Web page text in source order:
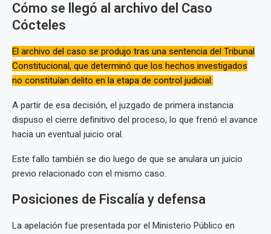
Cómo se llegó al archivo del Caso
Cócteles
El archivo del caso se produjo tras una sentencia del Tribunal
Constitucional, que determinó que los hechos investigados
no constituían delito en la etapa de control judicial.
A partir de esa decisión, el juzgado de primera instancia
dispuso el cierre definitivo del proceso, lo que frenó el avance
hacia un eventual juicio oral.
Este fallo también se dio luego de que se anulara un juicio
previo relacionado con el mismo caso.
Posiciones de Fiscalía y defensa
La apelación fue presentada por el Ministerio Público en